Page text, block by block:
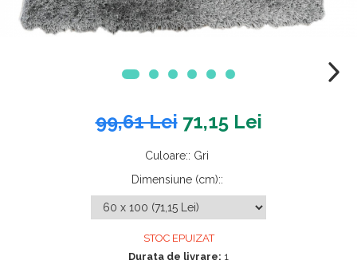
99,61 Lei 71,15 Lei
Culoare:: Gri
Dimensiune (cm)::
STOC EPUIZAT
Durata de livrare: 1